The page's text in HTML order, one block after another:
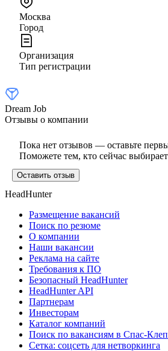
Москва
Город
Организация
Тип регистрации
Dream Job
Отзывы о компании
Пока нет отзывов — оставьте
Поможете тем, кто сейчас
Оставить отзыв
HeadHunter
Размещение вакансий
Поиск по резюме
О компании
Наши вакансии
Реклама на сайте
Требования к ПО
Безопасный HeadHunter
HeadHunter API
Партнерам
Инвесторам
Каталог компаний
Поиск по вакансиям в Спас-
Сетка: соцсеть для нетворкинга